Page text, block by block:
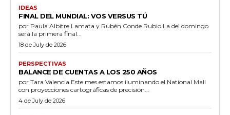
IDEAS
FINAL DEL MUNDIAL: VOS VERSUS TÚ
por Paula Albitre Lamata y Rubén Conde Rubio La del domingo
será la primera final...
18 de July de 2026
PERSPECTIVAS
BALANCE DE CUENTAS A LOS 250 AÑOS
por Tara Valencia Este mes estamos iluminando el National Mall
con proyecciones cartográficas de precisión...
4 de July de 2026